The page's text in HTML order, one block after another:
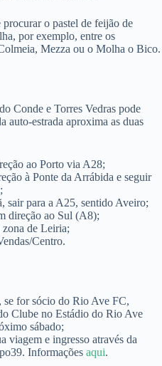
o pastel de feijão de
por exemplo, entre os
Mezza ou o Molha o Bico.
Conde e Torres Vedras pode
auto-estrada aproxima as duas
ao Porto via A28;
à Ponte da Arrábida e seguir
sair para a A25, sentido Aveiro;
direção ao Sul (A8);
de Leiria;
Centro.
se for sócio do Rio Ave FC,
Clube no Estádio do Rio Ave
sábado;
viagem e ingresso através da
Informações aqui.